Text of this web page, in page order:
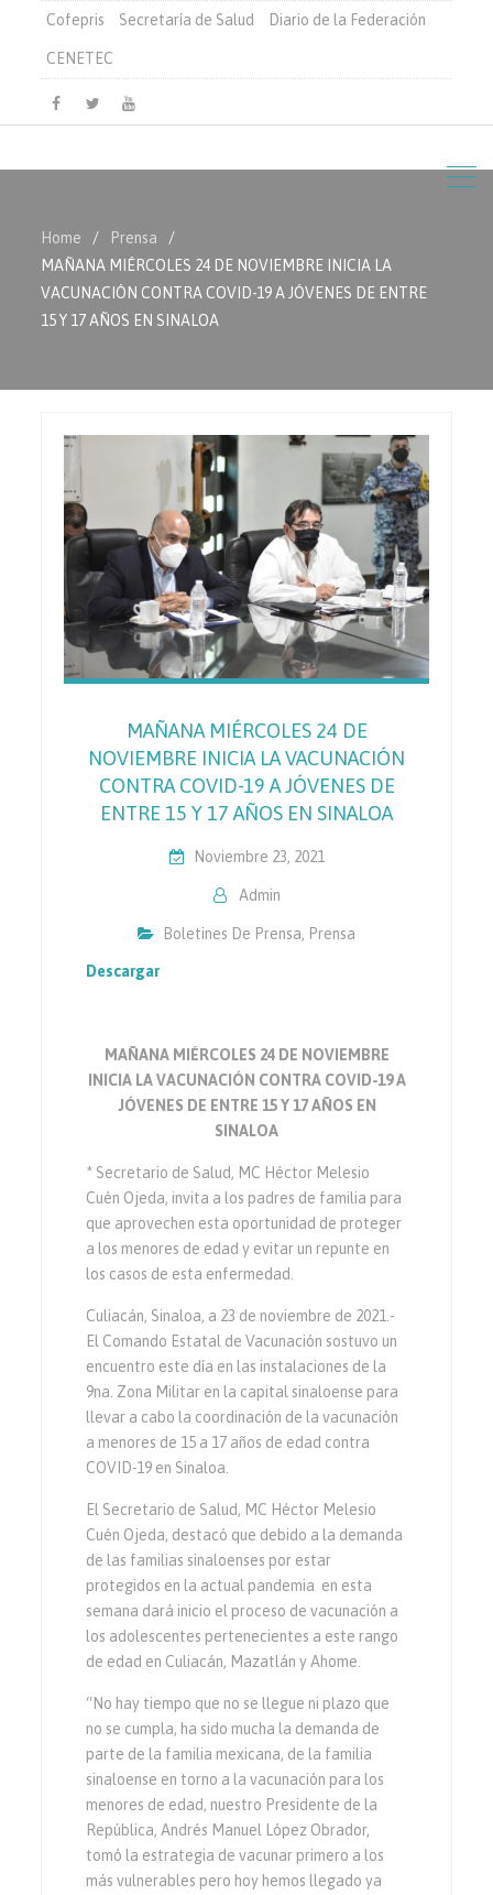
Cofepris Secretaría de Salud Diario de la Federación
CENETEC
Facebook
TwitterYoutube
Home
Prensa
MAÑANA MIÉRCOLES 24 DE NOVIEMBRE INICIA LA
VACUNACIÓN CONTRA COVID-19 A JÓVENES DE ENTRE
15 Y 17 AÑOS EN SINALOA
MAÑANA MIÉRCOLES 24 DE
NOVIEMBRE INICIA LA VACUNACIÓN
CONTRA COVID-19 A JÓVENES DE
ENTRE 15 Y 17 AÑOS EN SINALOA
Noviembre 23, 2021
Admin
Boletines De Prensa, Prensa
Descargar
MAÑANA MIÉRCOLES 24 DE NOVIEMBRE
INICIA LA VACUNACIÓN CONTRA COVID-19 A
JÓVENES DE ENTRE 15 Y 17 AÑOS EN
SINALOA
* Secretario de Salud, MC Héctor Melesio
Cuén Ojeda, invita a los padres de familia para
que aprovechen esta oportunidad de proteger
a los menores de edad y evitar un repunte en
los casos de esta enfermedad.
Culiacán, Sinaloa, a 23 de noviembre de 2021.-
El Comando Estatal de Vacunación sostuvo un
encuentro este día en las instalaciones de la
9na. Zona Militar en la capital sinaloense para
llevar a cabo la coordinación de la vacunación
a menores de 15 a 17 años de edad contra
COVID-19 en Sinaloa.
El Secretario de Salud, MC Héctor Melesio
Cuén Ojeda, destacó que debido a la demanda
de las familias sinaloenses por estar
protegidos en la actual pandemia en esta
semana dará inicio el proceso de vacunación a
los adolescentes pertenecientes a este rango
de edad en Culiacán, Mazatlán y Ahome.
“No hay tiempo que no se llegue ni plazo que
no se cumpla, ha sido mucha la demanda de
parte de la familia mexicana, de la familia
sinaloense en torno a la vacunación para los
menores de edad, nuestro Presidente de la
República, Andrés Manuel López Obrador,
tomó la estrategia de vacunar primero a los
más vulnerables pero hoy hemos llegado ya